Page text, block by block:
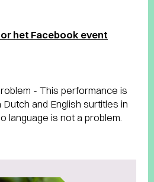
het Facebook event
- This performance is
Dutch and English surtitles in
language is not a problem.